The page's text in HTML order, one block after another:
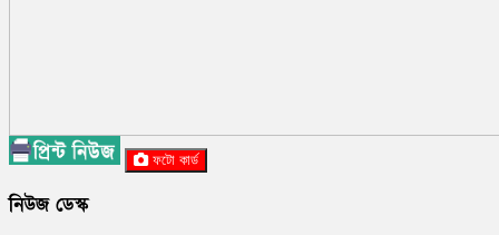
ফটো কার্ড
নিউজ ডেস্ক